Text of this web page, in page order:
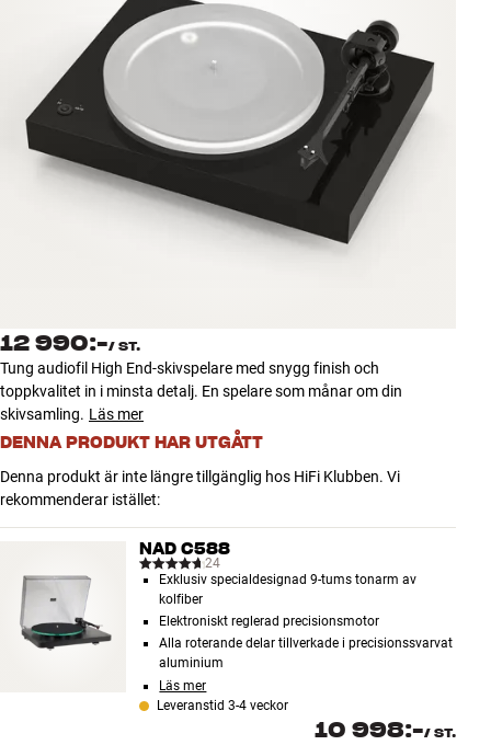
Tillbehör
INSPIRATION
MÄRKEN
NYHETER
Logga in
Kundtjänst
Bygg med ljud
Företag
12 990:-/ ST.
Tung audiofil High End-skivspelare med snygg finish och
toppkvalitet in i minsta detalj. En spelare som månar om din
skivsamling. Läs mer
DENNA PRODUKT HAR UTGÅTT
Denna produkt är inte längre tillgänglig hos HiFi Klubben. Vi
rekommenderar istället:
NAD C588
24
Exklusiv specialdesignad 9-tums tonarm av
kolfiber
Elektroniskt reglerad precisionsmotor
Alla roterande delar tillverkade i precisionssvarvat
aluminium
Läs mer
Leveranstid 3-4 veckor
10 998:-/ ST.